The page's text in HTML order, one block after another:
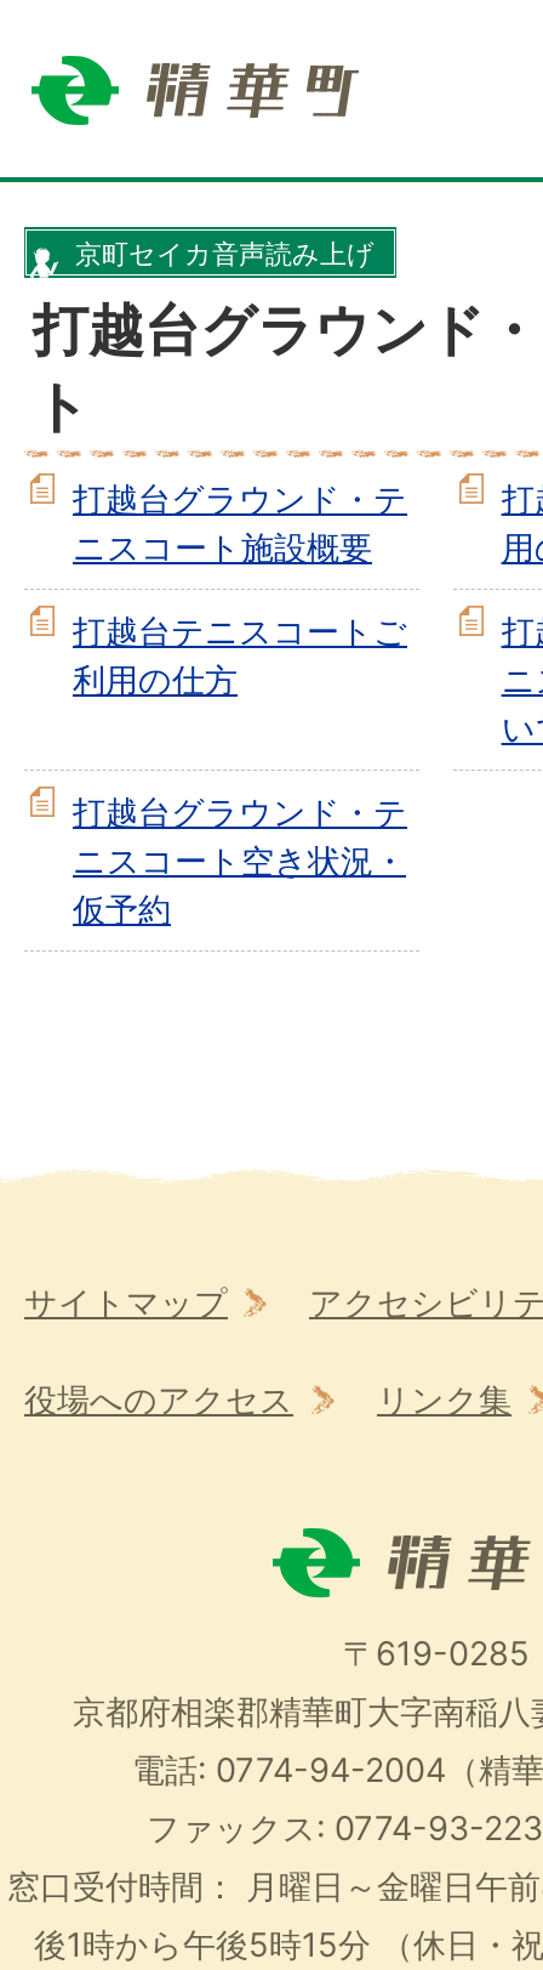
京町セイカ音声読み上げ
打越台グラウンド
ト
打越台グラウンド・テ
ニスコート施設概要
打
打越台テニスコートご
利用の仕方
打
打越台グラウンド・テ
ニスコート空き状況・
仮予約
サイトマップ アクセシビリ
役場へのアクセス リンク集
〒619-0285
京都府相楽郡精華町大字南稲
電話: 0774-94-2004（精
ファックス: 0774-93-
窓口受付時間：
月曜日～金曜日午
後1時から午後5時15分
（休日・